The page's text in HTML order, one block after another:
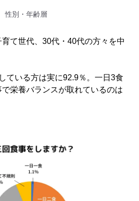
性別・年齢層
て世代、30代・40代の方々を中
ている方は実に92.9％。一日3食
栄養バランスが取れているのは